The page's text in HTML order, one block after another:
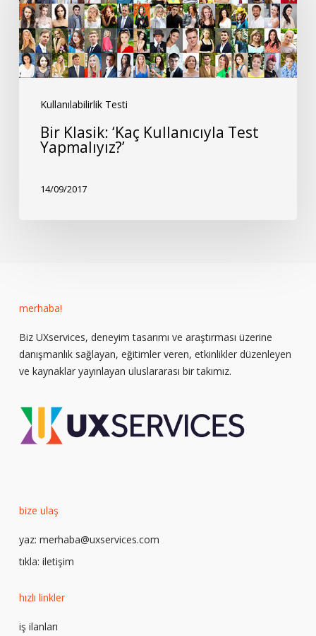
Kullanılabilirlik Testi
‘Kaç
Kullanıcıyla
Test
Yapmalıyız?’
Bir Klasik: ‘Kaç Kullanıcıyla Test
Yapmalıyız?’
14/09/2017
merhaba!
Biz UXservices, deneyim tasarımı ve araştırması üzerine
danışmanlık sağlayan, eğitimler veren, etkinlikler düzenleyen
ve kaynaklar yayınlayan uluslararası bir takımız.
bize ulaş
yaz: merhaba@uxservices.com
tıkla: iletişim
hızlı linkler
iş ilanları